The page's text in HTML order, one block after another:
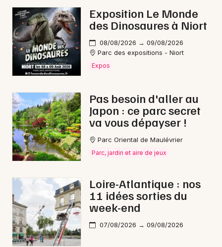
Concerts
Sports
Soirées
Sorties famille
Expos
Sorties & loisirs
Fête foraine en Loire-Atlantique
Newsletter des sorties
Nice
Paris
Strasbourg
Toulouse
Exposition Le Monde
des Dinosaures à Niort
08/08/2026 → 09/08/2026
Parc des expositions - Niort
Expos
Pas besoin d'aller au
Japon : ce parc secret
va vous dépayser !
Parc Oriental de Maulévrier
Parc, jardin et aire de jeux
Loire-Atlantique : nos
11 idées sorties du
week-end
07/08/2026 → 09/08/2026